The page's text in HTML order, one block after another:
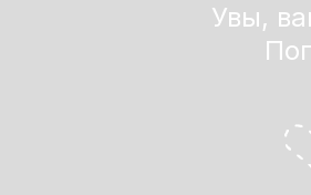
Увы,